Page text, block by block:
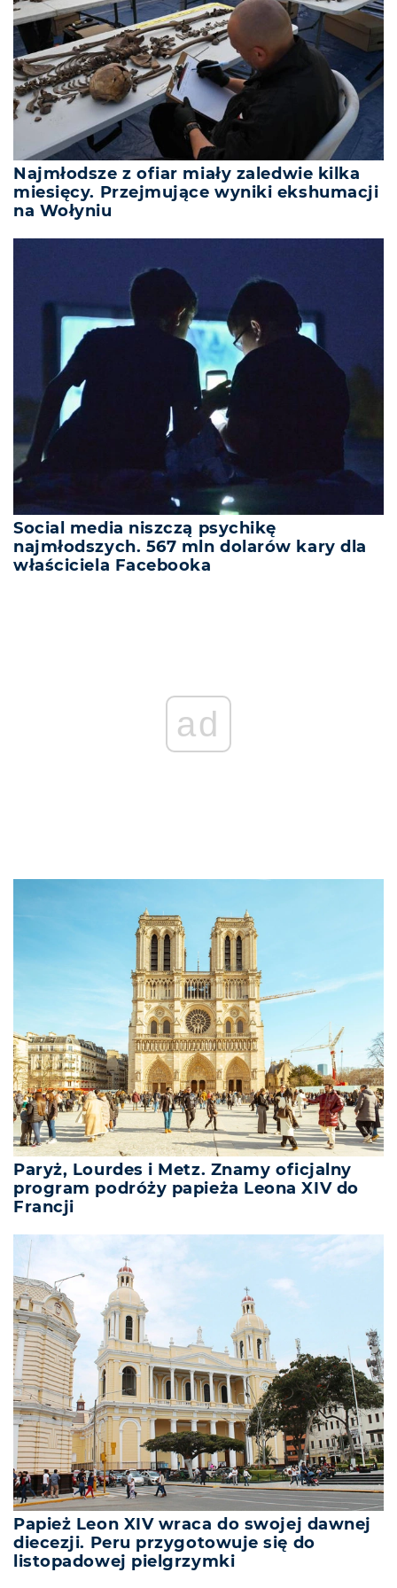
Najmłodsze z ofiar miały zaledwie kilka
miesięcy. Przejmujące wyniki ekshumacji
na Wołyniu
Social media niszczą psychikę
najmłodszych. 567 mln dolarów kary dla
właściciela Facebooka
Paryż, Lourdes i Metz. Znamy oficjalny
program podróży papieża Leona XIV do
Francji
Papież Leon XIV wraca do swojej dawnej
diecezji. Peru przygotowuje się do
listopadowej pielgrzymki